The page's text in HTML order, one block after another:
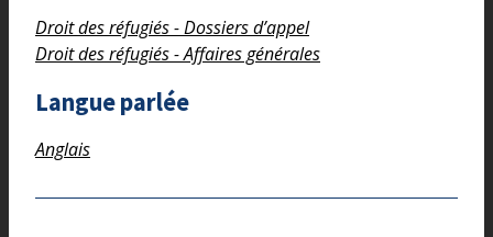
Droit des réfugiés - Dossiers d’appel
Droit des réfugiés - Affaires générales
Langue parlée
Anglais